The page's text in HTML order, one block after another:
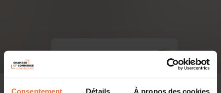
Consentement Détails À propos des cookies